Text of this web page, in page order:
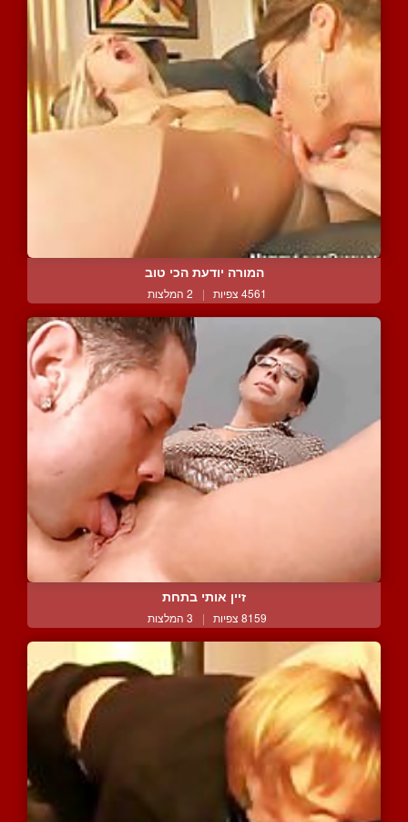
המורה יודעת הכי טוב
4561 צפיות | 2 המלצות
זיין אותי בתחת
8159 צפיות | 3 המלצות